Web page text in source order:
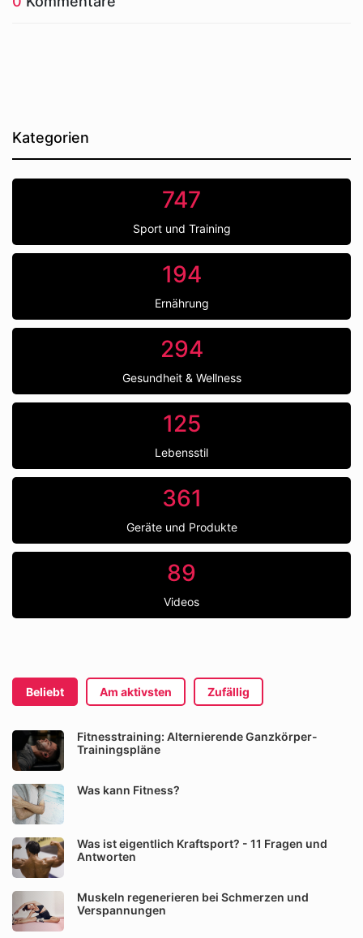
Kategorien
747
Sport und Training
194
Ernährung
294
Gesundheit & Wellness
125
Lebensstil
361
Geräte und Produkte
89
Videos
Beliebt Am aktivsten Zufällig
Fitnesstraining: Alternierende Ganzkörper-
Trainingspläne
Was kann Fitness?
Was ist eigentlich Kraftsport? - 11 Fragen und
Antworten
Muskeln regenerieren bei Schmerzen und
Verspannungen